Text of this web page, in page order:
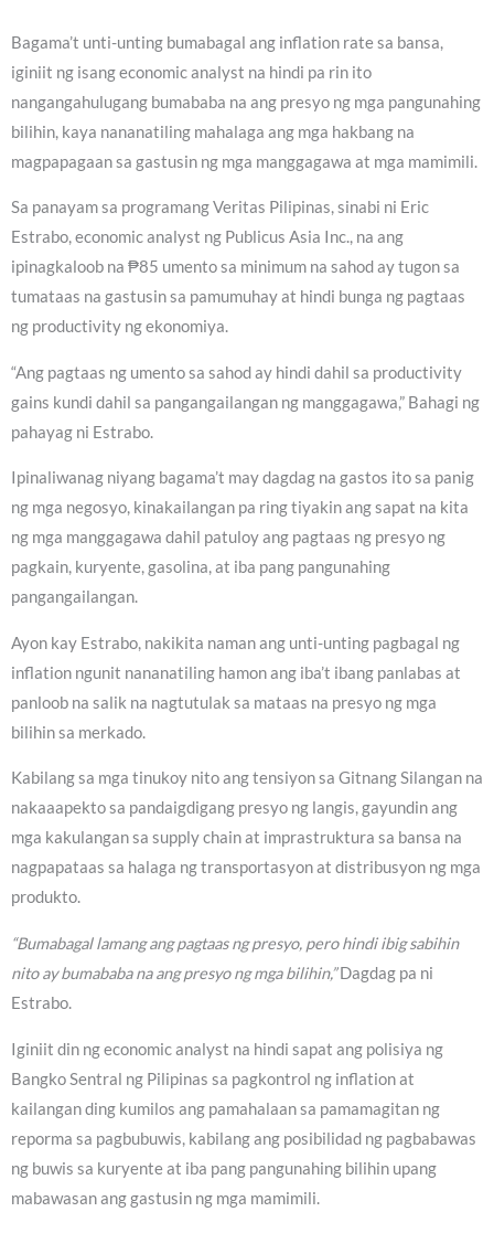
Bagama’t unti-unting bumabagal ang inflation rate sa bansa,
iginiit ng isang economic analyst na hindi pa rin ito
nangangahulugang bumababa na ang presyo ng mga pangunahing
bilihin, kaya nananatiling mahalaga ang mga hakbang na
magpapagaan sa gastusin ng mga manggagawa at mga mamimili.
Sa panayam sa programang Veritas Pilipinas, sinabi ni Eric
Estrabo, economic analyst ng Publicus Asia Inc., na ang
ipinagkaloob na ₱85 umento sa minimum na sahod ay tugon sa
tumataas na gastusin sa pamumuhay at hindi bunga ng pagtaas
ng productivity ng ekonomiya.
“Ang pagtaas ng umento sa sahod ay hindi dahil sa productivity
gains kundi dahil sa pangangailangan ng manggagawa,” Bahagi ng
pahayag ni Estrabo.
Ipinaliwanag niyang bagama’t may dagdag na gastos ito sa panig
ng mga negosyo, kinakailangan pa ring tiyakin ang sapat na kita
ng mga manggagawa dahil patuloy ang pagtaas ng presyo ng
pagkain, kuryente, gasolina, at iba pang pangunahing
pangangailangan.
Ayon kay Estrabo, nakikita naman ang unti-unting pagbagal ng
inflation ngunit nananatiling hamon ang iba’t ibang panlabas at
panloob na salik na nagtutulak sa mataas na presyo ng mga
bilihin sa merkado.
Kabilang sa mga tinukoy nito ang tensiyon sa Gitnang Silangan na
nakaaapekto sa pandaigdigang presyo ng langis, gayundin ang
mga kakulangan sa supply chain at imprastruktura sa bansa na
nagpapataas sa halaga ng transportasyon at distribusyon ng mga
produkto.
“Bumabagal lamang ang pagtaas ng presyo, pero hindi ibig sabihin
nito ay bumababa na ang presyo ng mga bilihin,”Dagdag pa ni
Estrabo.
Iginiit din ng economic analyst na hindi sapat ang polisiya ng
Bangko Sentral ng Pilipinas sa pagkontrol ng inflation at
kailangan ding kumilos ang pamahalaan sa pamamagitan ng
reporma sa pagbubuwis, kabilang ang posibilidad ng pagbabawas
ng buwis sa kuryente at iba pang pangunahing bilihin upang
mabawasan ang gastusin ng mga mamimili.